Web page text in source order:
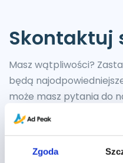
Zgoda
Skontaktuj
Masz wątpliwości?
będą
może masz pytania do
blogu?